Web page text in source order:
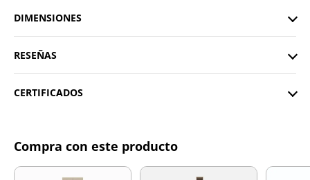
DIMENSIONES
RESEÑAS
CERTIFICADOS
Compra con este producto